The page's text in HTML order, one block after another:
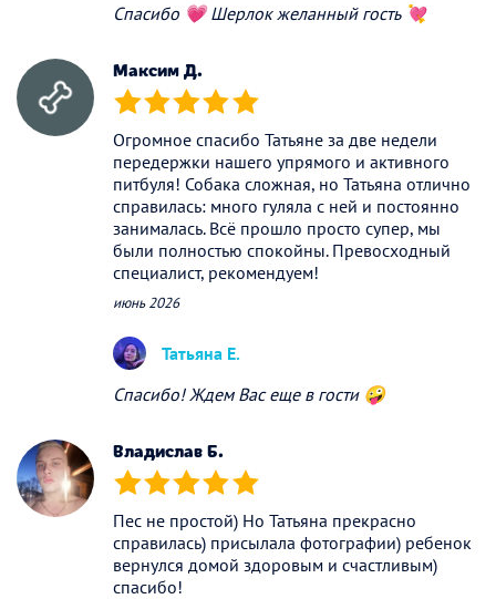
Спасибо 💗 Шерлок желанный гость 💘
Максим Д.
(*) (*) (*) (*) (*)
Огромное спасибо Татьяне за две недели
передержки нашего упрямого и активного
питбуля! Собака сложная, но Татьяна отлично
справилась: много гуляла с ней и постоянно
занималась. Всё прошло просто супер, мы
были полностью спокойны. Превосходный
специалист, рекомендуем!
июнь 2026
Татьяна Е.
Спасибо! Ждем Вас еще в гости 🤪
Владислав Б.
(*) (*) (*) (*) (*)
Пес не простой) Но Татьяна прекрасно
справилась) присылала фотографии) ребенок
вернулся домой здоровым и счастливым)
спасибо!